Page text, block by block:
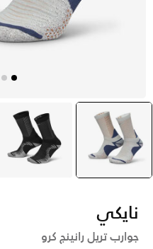
selected
رمادي أسود
نايكي
جوارب تريل رانينج كرو